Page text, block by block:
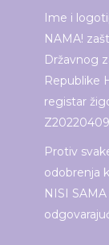
Ime i
NAMA!
Državnog
Republike
registar
Protiv
odobrenja
NISI